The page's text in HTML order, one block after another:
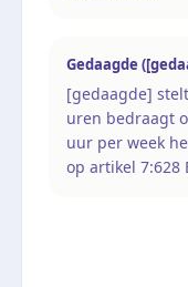
Gedaagde
[gedaagde]
uren bedraagt
uur per week
op artikel 7:628